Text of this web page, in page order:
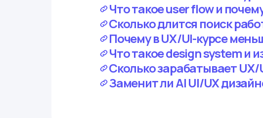
Что такое user flow и
Сколько длится поиск
Почему в UX/UI-курсе
Что такое design system и
Сколько зарабатывает
Заменит ли AI UI/UX